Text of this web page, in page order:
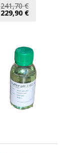
241,70€Le
prix
229,90 €Le